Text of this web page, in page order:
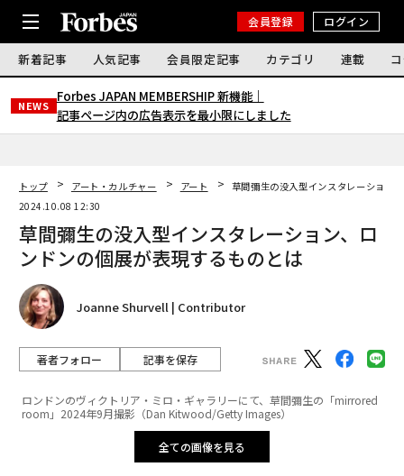
会員登録 ログイン
新着記事 人気記事 会員限定記事 カテゴリ 連載
NEWS
Forbes JAPAN MEMBERSHIP 新機能｜
記事ページ内の広告表示を最小限にしました
トップ アート・カルチャー アート
草間彌生の没入型インスタレーション
2024.10.08 12:30
草間彌生の没入型インスタレーション、ロ
ンドンの個展が表現するものとは
Joanne Shurvell | Contributor
著者フォロー 記事を保存
ロンドンのヴィクトリア・ミロ・ギャラリーにて、草間彌生の「mirrored
room」2024年9月撮影（Dan Kitwood/Getty Images）
全ての画像を見る